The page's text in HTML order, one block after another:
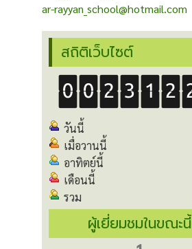
ar-rayyan_school@hotmail.com
สถิติเว็บไซต์
วันนี้
เมื่อวานนี้
อาทิตย์นี้
เดือนนี้
รวม
ผู้เยี่ยมชมในขณะนี้